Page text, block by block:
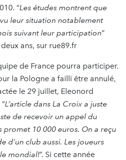
“Les études montrent que
leur situation notablement
suivant leur participation”
ans, sur rue89.fr
de France pourra participer.
la Pologne a failli être annulé,
le 29 juillet, Eleonord
L’article dans La Croix a juste
de recevoir un appel du
10 000 euros. On a reçu
d’un club aussi. Les joueurs
mondial!”. Si cette année